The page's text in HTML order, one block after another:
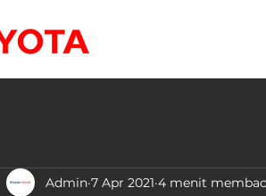
Admin 7 Apr 2021 4 menit